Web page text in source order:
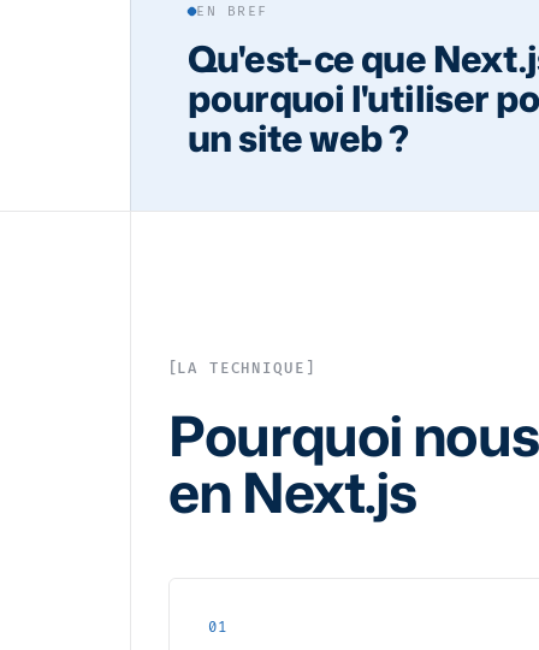
EN BREF
Qu'est-ce que
pourquoi l'utiliser
un site web ?
LA TECHNIQUE
Pourquoi
en Next.js
01